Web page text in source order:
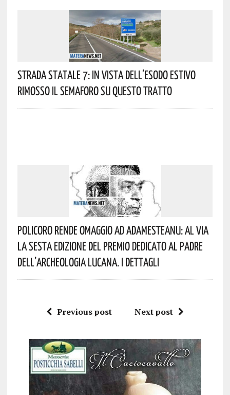
Strada Statale 7: In Vista Dell’esodo Estivo
Rimosso Il Semaforo Su Questo Tratto
Policoro Rende Omaggio Ad Adamesteanu: Al Via
La Sesta Edizione Del Premio Dedicato Al Padre
Dell’archeologia Lucana. I Dettagli
Previous post Next post